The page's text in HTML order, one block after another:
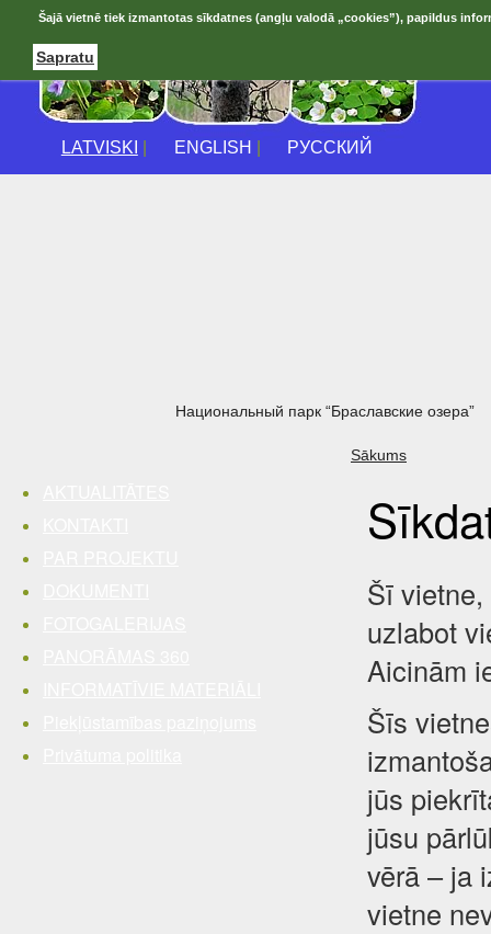
LATVISKI ENGLISH РУССКИЙ
Национальный парк “Браславские озера”
Sākums
Šī
uzlabot
Aicinām
Šīs
jūs
jūsu
vērā – ja
vietne
Šajā vietnē tiek izmantotas sīkdatnes (angļu valodā „cookies”), papildus
Sapratu